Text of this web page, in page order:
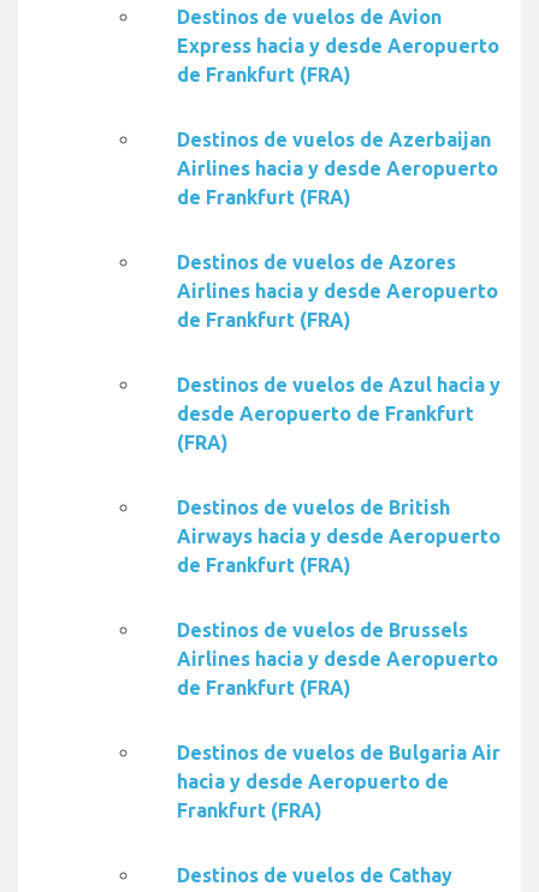
Destinos de vuelos de Avion
Express hacia y desde Aeropuerto
de Frankfurt (FRA)
Destinos de vuelos de Azerbaijan
Airlines hacia y desde Aeropuerto
de Frankfurt (FRA)
Destinos de vuelos de Azores
Airlines hacia y desde Aeropuerto
de Frankfurt (FRA)
Destinos de vuelos de Azul hacia y
desde Aeropuerto de Frankfurt
(FRA)
Destinos de vuelos de British
Airways hacia y desde Aeropuerto
de Frankfurt (FRA)
Destinos de vuelos de Brussels
Airlines hacia y desde Aeropuerto
de Frankfurt (FRA)
Destinos de vuelos de Bulgaria Air
hacia y desde Aeropuerto de
Frankfurt (FRA)
Destinos de vuelos de Cathay